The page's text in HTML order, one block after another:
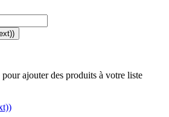
ajouter des produits à votre liste